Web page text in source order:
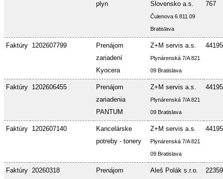
plyn
Slovensko a.s.
Čulenova 6 811 09
Bratislava
767
Faktúry 1202607799
Prenájom
zariadení
Kyocera
Z+M servis a.s.
Plynárenská 7/A 821
09 Bratislava
Faktúry 1202606455
Prenájom
zariadenia
PANTUM
Z+M servis a.s.
Plynárenská 7/A 821
09 Bratislava
Faktúry 1202607140
Kancelárske
potreby - tonery
Z+M servis a.s.
Plynárenská 7/A 821
09 Bratislava
Faktúry 20260318
Prenájom
Aleš Polák s.r.o.